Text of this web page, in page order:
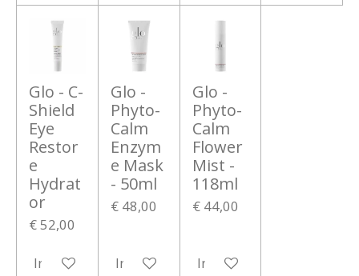
Glo - C-
Shield
Eye
Restor
e
Hydrat
or
€ 52,00
In winkelwagen
Glo -
Phyto-
Calm
Enzym
e Mask
- 50ml
€ 48,00
In winkelwagen
Glo -
Phyto-
Calm
Flower
Mist -
118ml
€ 44,00
In winkelwagen